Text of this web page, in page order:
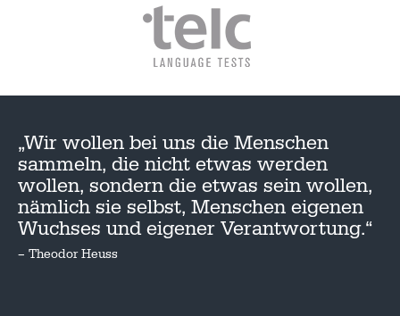
„Wir wollen bei uns die Menschen
sammeln, die nicht etwas werden
wollen, sondern die etwas sein wollen,
nämlich sie selbst, Menschen eigenen
Wuchses und eigener Verantwortung.“
– Theodor Heuss